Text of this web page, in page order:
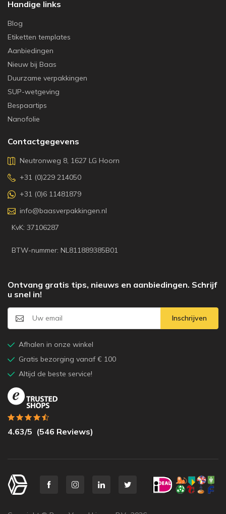
Handige links
Blog
Etiketten templates
Aanbiedingen
Nieuw bij Baas
Duurzame verpakkingen
SUP-wetgeving
Bespaartips
Nanofolie
Contactgegevens
Neutronweg 8, 1627 LG Hoorn
+31 (0)229 214050
+31 (0)6 11481879
info@baasverpakkingen.nl
KvK: 37106287
BTW-nummer: NL811889385B01
Ontvang gratis tips, nieuws en aanbiedingen. Schrijf
u snel in!
Inschrijven
Afhalen in onze winkel
Gratis bezorging vanaf € 100
Altijd de beste service!
4.63/5 (546 Reviews)